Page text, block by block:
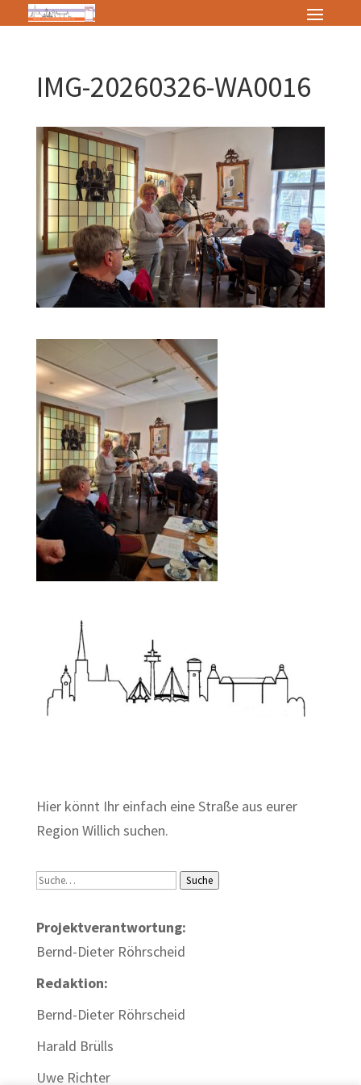
IMG-20260326-WA0016
Hier könnt Ihr einfach eine Straße aus eurer
Region Willich suchen.
Suche Suche
Projektverantwortung:
Bernd-Dieter Röhrscheid
Redaktion:
Bernd-Dieter Röhrscheid
Harald Brülls
Uwe Richter